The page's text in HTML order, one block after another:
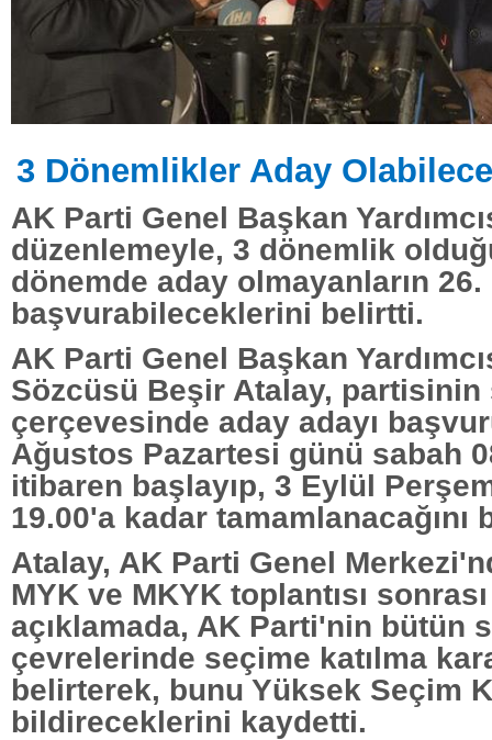
3 Dönemlikler Aday
AK Parti Genel Başkan
düzenlemeyle, 3 dönemlik
dönemde aday olmayanların
başvurabileceklerini belirtti.
AK Parti Genel Başkan
Sözcüsü Beşir Atalay,
çerçevesinde aday adayı
Ağustos Pazartesi günü sabah
itibaren başlayıp, 3 Eylül
19.00'a kadar tamamlanacağını
Atalay, AK Parti Genel
MYK ve MKYK toplantısı sonrası
açıklamada, AK Parti'nin bütün
çevrelerinde seçime katılma
belirterek, bunu Yüksek Seçim
bildireceklerini kaydetti.